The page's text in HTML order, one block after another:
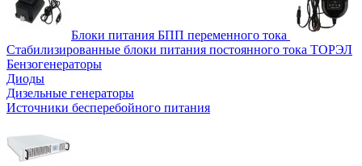
Блоки питания БПП переменного тока
Стабилизированные блоки питания постоянного тока ТОРЭЛ
Бензогенераторы
Диоды
Дизельные генераторы
Источники бесперебойного питания